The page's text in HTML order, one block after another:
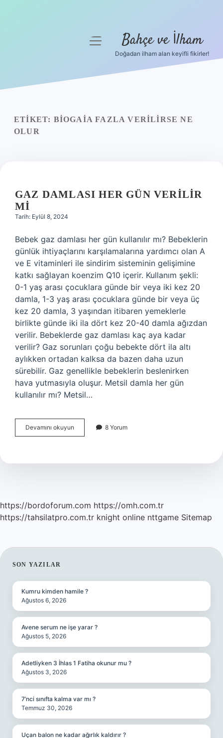
Yasal Uyarı
menüyü
Bahçe ve İlham
Doğadan ilham alan keyifli fikirler!
ETIKET: BIOGAIA FAZLA VERILIRSE NE
OLUR
GAZ DAMLASI HER GÜN VERILIR
MI
Tarih: Eylül 8, 2024
Bebek gaz damlası her gün kullanılır mı? Bebeklerin
günlük ihtiyaçlarını karşılamalarına yardımcı olan A
ve E vitaminleri ile sindirim sisteminin gelişimine
katkı sağlayan koenzim Q10 içerir. Kullanım şekli:
0-1 yaş arası çocuklara günde bir veya iki kez 20
damla, 1-3 yaş arası çocuklara günde bir veya üç
kez 20 damla, 3 yaşından itibaren yemeklerle
birlikte günde iki ila dört kez 20-40 damla ağızdan
verilir. Bebeklerde gaz damlası kaç aya kadar
verilir? Gaz sorunları çoğu bebekte dört ila altı
aylıkken ortadan kalksa da bazen daha uzun
sürebilir. Gaz genellikle bebeklerin beslenirken
hava yutmasıyla oluşur. Metsil damla her gün
kullanılır mı? Metsil…
Devamını okuyun
Damlası
Verilir
8 Yorum
https://bordoforum.com https://omh.com.tr
https://tahsilatpro.com.tr knight online nttgame Sitemap
SIDEBAR
SON YAZILAR
Kumru kimden hamile ?
Ağustos 6, 2026
Avene serum ne işe yarar ?
Ağustos 5, 2026
Adetliyken 3 İhlas 1 Fatiha okunur mu ?
Ağustos 3, 2026
7’nci sınıfta kalma var mı ?
Temmuz 30, 2026
Uçan balon ne kadar ağırlık kaldırır ?